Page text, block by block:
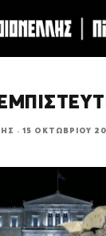
· 15 ΟΚΤΩΒΡΊΟΥ